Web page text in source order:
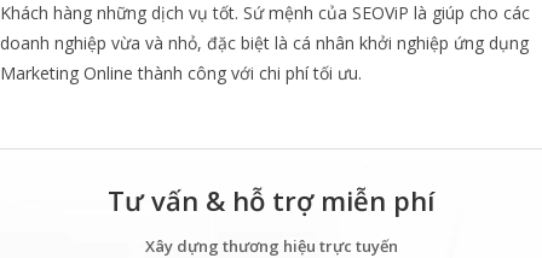
Khách hàng những dịch vụ tốt. Sứ mệnh của SEOViP là giúp cho các
doanh nghiệp vừa và nhỏ, đặc biệt là cá nhân khởi nghiệp ứng dụng
Marketing Online thành công với chi phí tối ưu.
Tư vấn & hỗ trợ miễn phí
Xây dựng thương hiệu trực tuyến